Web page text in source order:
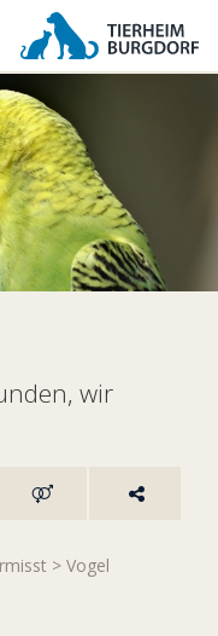
wir
> Vogel